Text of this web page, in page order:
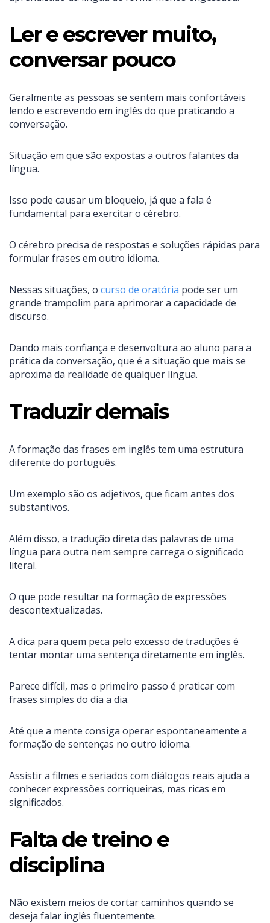
Ler e escrever muito,
conversar pouco
Geralmente as pessoas se sentem mais confortáveis
lendo e escrevendo em inglês do que praticando a
conversação.
Situação em que são expostas a outros falantes da
língua.
Isso pode causar um bloqueio, já que a fala é
fundamental para exercitar o cérebro.
O cérebro precisa de respostas e soluções rápidas para
formular frases em outro idioma.
Nessas situações, o curso de oratória pode ser um
grande trampolim para aprimorar a capacidade de
discurso.
Dando mais confiança e desenvoltura ao aluno para a
prática da conversação, que é a situação que mais se
aproxima da realidade de qualquer língua.
Traduzir demais
A formação das frases em inglês tem uma estrutura
diferente do português.
Um exemplo são os adjetivos, que ficam antes dos
substantivos.
Além disso, a tradução direta das palavras de uma
língua para outra nem sempre carrega o significado
literal.
O que pode resultar na formação de expressões
descontextualizadas.
A dica para quem peca pelo excesso de traduções é
tentar montar uma sentença diretamente em inglês.
Parece difícil, mas o primeiro passo é praticar com
frases simples do dia a dia.
Até que a mente consiga operar espontaneamente a
formação de sentenças no outro idioma.
Assistir a filmes e seriados com diálogos reais ajuda a
conhecer expressões corriqueiras, mas ricas em
significados.
Falta de treino e
disciplina
Não existem meios de cortar caminhos quando se
deseja falar inglês fluentemente.